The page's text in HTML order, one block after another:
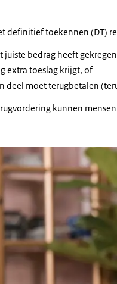
definitief toekennen (DT)
juiste bedrag heeft
extra toeslag krijgt, of
deel moet terugbetalen
kunnen